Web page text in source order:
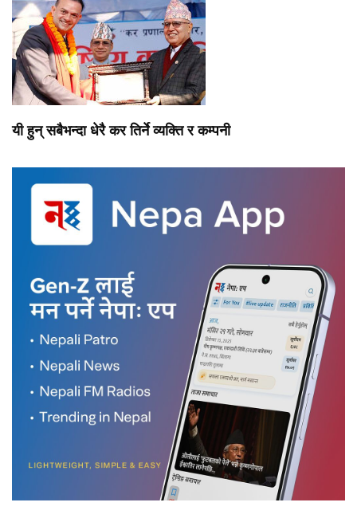
यी हुन् सबैभन्दा धेरै कर तिर्ने व्यक्ति र कम्पनी